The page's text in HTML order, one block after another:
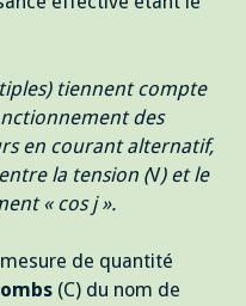
tiennent compte
des
en courant alternatif,
la tension (V) et le
« cosj».
de quantité
(C) du nom de